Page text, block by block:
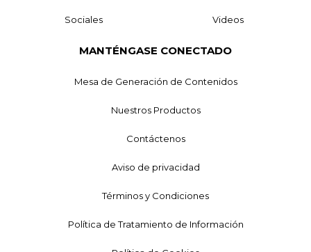
Sociales Videos
MANTÉNGASE CONECTADO
Mesa de Generación de Contenidos
Nuestros Productos
Contáctenos
Aviso de privacidad
Términos y Condiciones
Política de Tratamiento de Información